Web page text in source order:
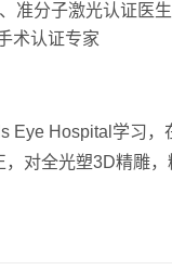
准分子激光认证医生
术认证专家
Eye Hospital学习
对全光塑3D精雕